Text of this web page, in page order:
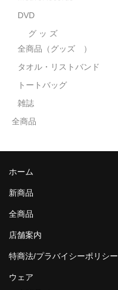
全商品
DVD
グ ッ ズ
全商品（グッズ ）
タオル・リストバンド
トートバッグ
雑誌
全商品
ホーム
新商品
全商品
店舗案内
特商法/プラバイシーポリシー
ウェア